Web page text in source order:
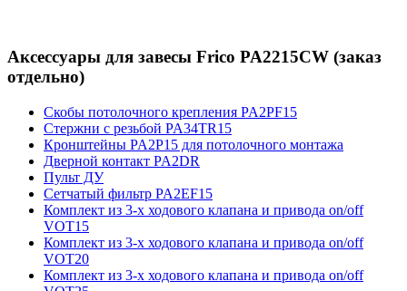
Аксессуары для завесы Frico PA2215CW (заказ
отдельно)
Скобы потолочного крепления PA2PF15
Стержни с резьбой PA34TR15
Кронштейны PA2P15 для потолочного монтажа
Дверной контакт PA2DR
Пульт ДУ
Сетчатый фильтр PA2EF15
Комплект из 3-х ходового клапана и привода on/off
VOT15
Комплект из 3-х ходового клапана и привода on/off
VOT20
Комплект из 3-х ходового клапана и привода on/off